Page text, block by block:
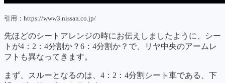
引用：https://www3.nissan.co.jp/
先ほどのシートアレンジの時にお伝えしましたように、シー
トが4：2：4分割か？6：4分割か？で、リヤ中央のアームレ
フトも異なってきます。
まず、スルーとなるのは、4：2：4分割シート車である、下